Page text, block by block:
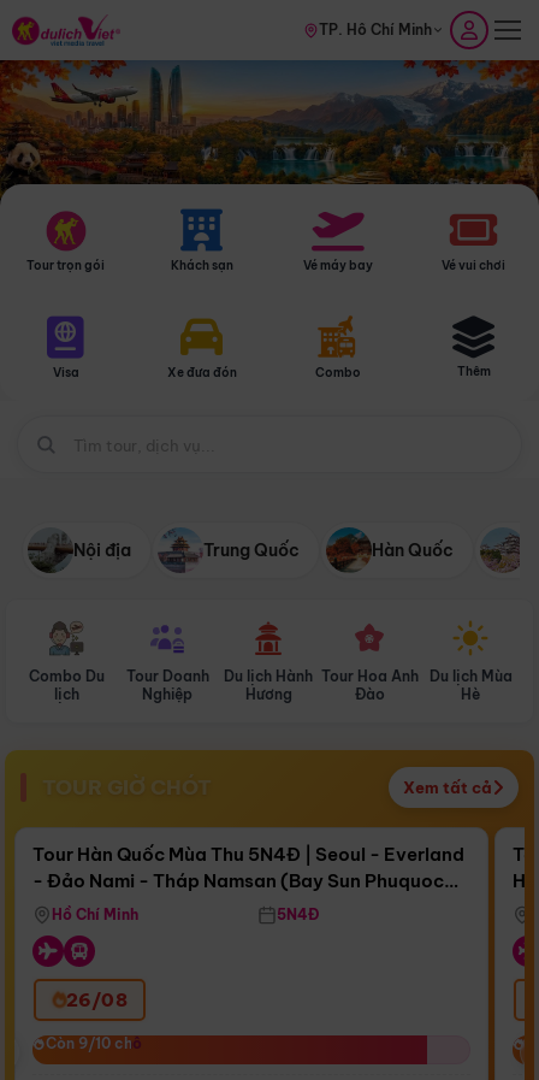
TP. Hồ Chí Minh
Tour trọn gói Khách sạn Vé máy bay Vé vui chơi
Visa Xe đưa đón Combo Thêm
Nội địa Trung Quốc Hàn Quốc
Combo Du
lịch
Tour Doanh
Nghiệp
Du lịch Hành
Hương
Tour Hoa Anh
Đào
Du lịch Mùa
Hè
TOUR GIỜ CHÓT Xem tất cả
Còn16 ngày 17:10:30
Bay Sun Phuquoc Airways
Điểm nổi bật
Tour Hàn Quốc Mùa Thu 5N4Đ | Seoul - Everland
- Đảo Nami - Tháp Namsan (Bay Sun Phuquoc
Airways)
Hồ Chí Minh 5N4Đ
26/08
Còn 9/10 chỗ
Còn 9/10 chỗ